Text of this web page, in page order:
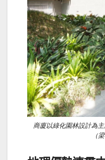
商廈以綠化園林設計為
（